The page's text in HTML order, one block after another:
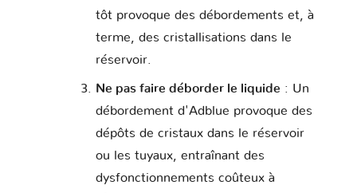
tôt provoque des débordements et, à
terme, des cristallisations dans le
réservoir.
Ne pas faire déborder le liquide : Un
débordement d'Adblue provoque des
dépôts de cristaux dans le réservoir
ou les tuyaux, entraînant des
dysfonctionnements coûteux à